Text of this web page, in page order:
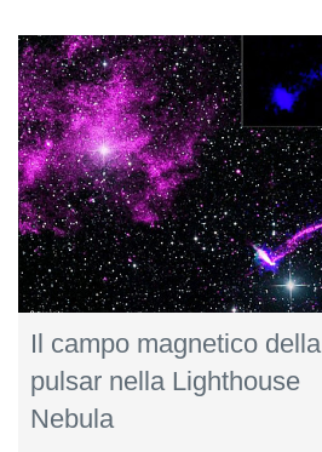
Il campo magnetico della
pulsar nella Lighthouse
Nebula